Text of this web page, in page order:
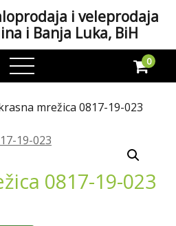
open
menu
0
mrežica 0817-19-023
0817-19-023